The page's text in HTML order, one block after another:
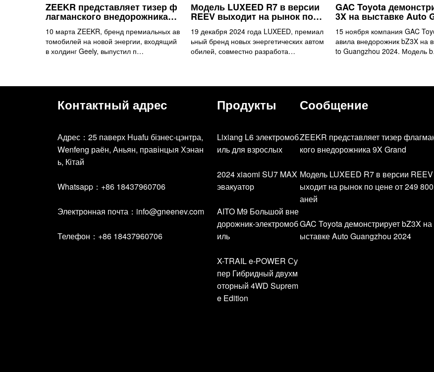
ZEEKR представляет тизер ф
лагманского внедорожника…
10 марта ZEEKR, бренд премиальных ав
томобилей на новой энергии, входящий
в холдинг Geely, выпустил п…
Модель LUXEED R7 в версии
REEV выходит на рынок по…
19 декабря 2024 года LUXEED, премиал
ьный бренд новых энергетических автом
обилей, совместно разработа…
GAC Toyota
3X на выставке Auto
15 ноября компания GAC
авила внедорожник bZ3X на
to Guangzhou 2024. Модель
Контактный адрес
Адрес：25 паверх Huafu бізнес-цэнтра,
Wenfeng раён, Аньян, правінцыя Хэнан
ь, Кітай
Whatsapp：+86 18437960706
Электронная почта： info@gneenev.com
Телефон：+86 18437960706
Продукты
Lixiang L6 электромоб
иль для взрослых
2024 xiaomi SU7 MAX
эвакуатор
AITO M9 Большой вне
дорожник-электромоб
иль
X-TRAIL e-POWER Су
пер Гибридный двухм
оторный 4WD Suprem
e Edition
Сообщение
ZEEKR представляет тизер
кого внедорожника 9X Grand
Модель LUXEED R7 в версии
ыходит на рынок по цене от 249
аней
GAC Toyota демонстрирует bZ3X на
ыставке Auto Guangzhou 2024